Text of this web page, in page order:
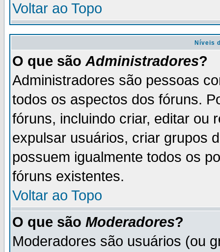
Voltar ao Topo
Níveis
O que são Administradores?
Administradores são pessoas
todos os aspectos dos fóruns.
fóruns, incluindo criar, editar ou
expulsar usuários, criar grupos
possuem igualmente todos os
fóruns existentes.
Voltar ao Topo
O que são Moderadores?
Moderadores são usuários (ou